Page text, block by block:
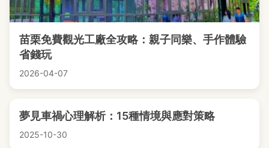
苗栗免費觀光工廠全攻略：親子同樂、手作體驗
省錢玩
2026-04-07
夢見車禍心理解析：15種情境與應對策略
2025-10-30